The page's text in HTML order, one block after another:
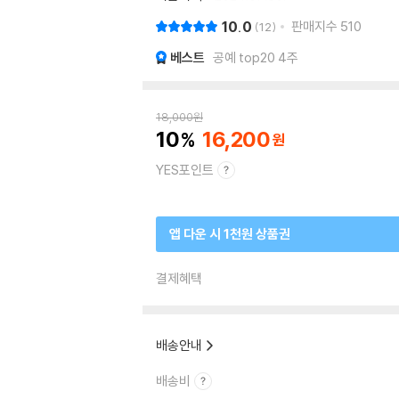
10.0 12 판매지수 510
베스트 공예 top20 4주
18,000원
10 16,200
YES포인트
앱 다운 시 1천원 상품권
결제혜택
배송안내
배송비